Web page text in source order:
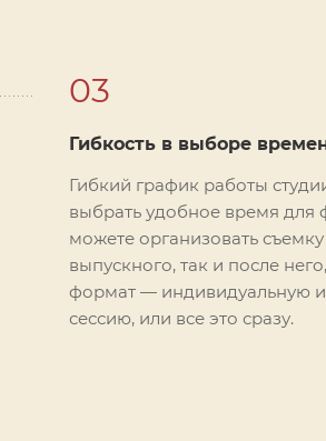
03
Гибкость в выборе
Гибкий график работы
выбрать удобное время для
можете организовать
выпускного, так и после
формат — индивидуальную
сессию, или все это сразу.